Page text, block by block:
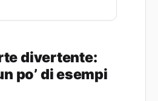
divertente:
po’ di esempi